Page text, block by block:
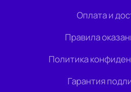
Оплата и
Правила
Политика
Гарантия